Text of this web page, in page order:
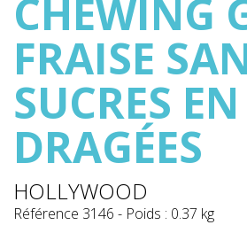
CHEWING
FRAISE
SUCRES EN
DRAGÉES
HOLLYWOOD
Référence 3146 - Poids : 0.37 kg